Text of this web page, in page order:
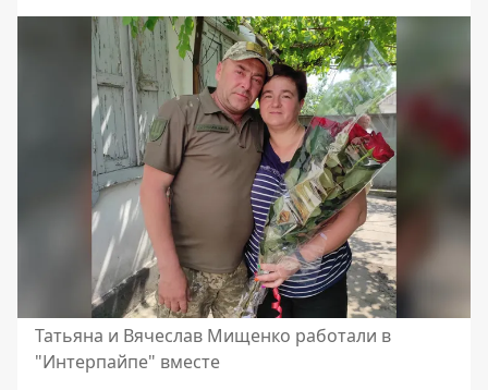
Татьяна и Вячеслав Мищенко работали в
"Интерпайпе" вместе